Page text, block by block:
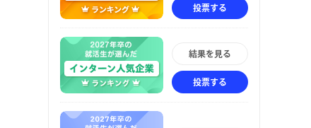
投票する
結果を見る
投票する